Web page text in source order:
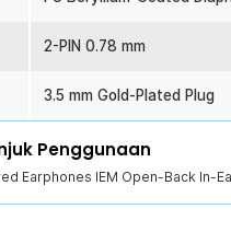
2-PIN 0.78 mm
3.5 mm Gold-Plated Plug
Penggunaan
Earphones IEM Open-Back In-